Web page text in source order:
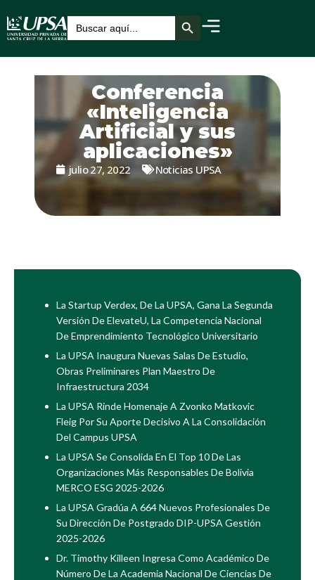
Buscar: Botón de búsqueda
Conferencia
«Inteligencia
Artificial y sus
aplicaciones»
julio 27, 2022 Noticias UPSA
La Startup Verdex, De La UPSA, Gana La Segunda
Versión De ElevateU, La Competencia Nacional
De Emprendimiento Tecnológico Universitario
La UPSA Inaugura Nuevas Salas De Estudio,
Obras Preliminares Plan Maestro De
Infraestructura 2034
La UPSA Rinde Homenaje A Zvonko Matkovic
Fleig Por Su Aporte Decisivo A La Consolidación
Del Campus UPSA
La UPSA Se Consolida En El Top 10 De Las
Organizaciones Más Responsables De Bolivia
MERCO ESG 2025-2026
La UPSA Gradúa A 664 Nuevos Profesionales De
Su Dirección De Postgrado DIP-UPSA Gestión
2025-2026
Dr. Timothy Killeen Ingresa Como Académico De
Número De La Academia Nacional De Ciencias De